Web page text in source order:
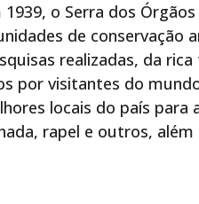
o Serra dos
de conservação
realizadas, da
por visitantes do
locais do país para
rapel e outros,